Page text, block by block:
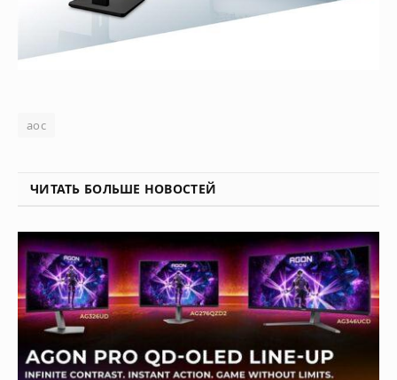
aoc
ЧИТАТЬ БОЛЬШЕ НОВОСТЕЙ